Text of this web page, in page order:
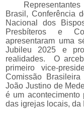
Brasil, Conferência
Nacional dos
Presbíteros e
apresentaram uma
Jubileu 2025 e
realidades.
O
primeiro vice-
Comissão
João Justino de
é um acontecimento
das igrejas locais, da